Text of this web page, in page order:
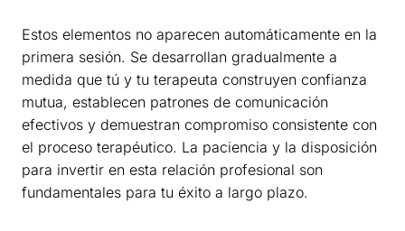
Estos elementos no aparecen automáticamente en la
primera sesión. Se desarrollan gradualmente a
medida que tú y tu terapeuta construyen confianza
mutua, establecen patrones de comunicación
efectivos y demuestran compromiso consistente con
el proceso terapéutico. La paciencia y la disposición
para invertir en esta relación profesional son
fundamentales para tu éxito a largo plazo.